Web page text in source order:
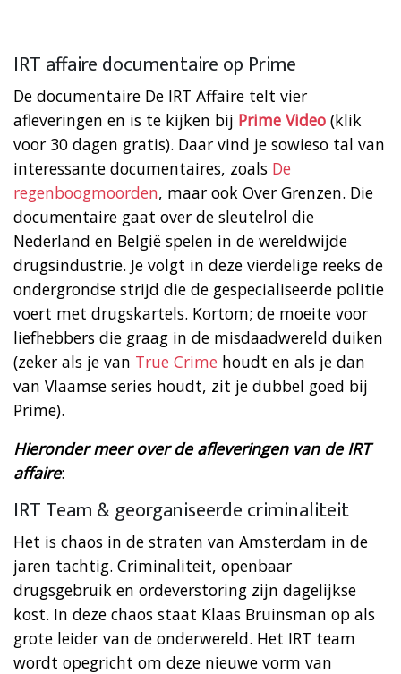
IRT affaire documentaire op Prime
De documentaire De IRT Affaire telt vier
afleveringen en is te kijken bij Prime Video (klik
voor 30 dagen gratis). Daar vind je sowieso tal van
interessante documentaires, zoals De
regenboogmoorden, maar ook Over Grenzen. Die
documentaire gaat over de sleutelrol die
Nederland en België spelen in de wereldwijde
drugsindustrie. Je volgt in deze vierdelige reeks de
ondergrondse strijd die de gespecialiseerde politie
voert met drugskartels. Kortom; de moeite voor
liefhebbers die graag in de misdaadwereld duiken
(zeker als je van True Crime houdt en als je dan
van Vlaamse series houdt, zit je dubbel goed bij
Prime).
Hieronder meer over de afleveringen van de IRT
affaire:
IRT Team & georganiseerde criminaliteit
Het is chaos in de straten van Amsterdam in de
jaren tachtig. Criminaliteit, openbaar
drugsgebruik en ordeverstoring zijn dagelijkse
kost. In deze chaos staat Klaas Bruinsman op als
grote leider van de onderwereld. Het IRT team
wordt opegricht om deze nieuwe vorm van